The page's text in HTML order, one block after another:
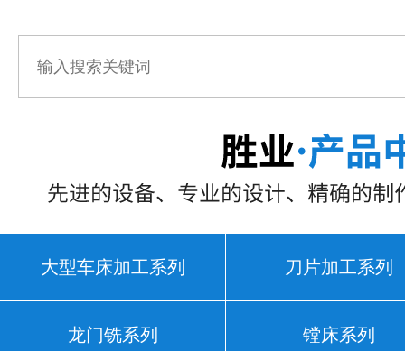
大型车床加工系列 刀片加工系列
龙门铣系列 镗床系列